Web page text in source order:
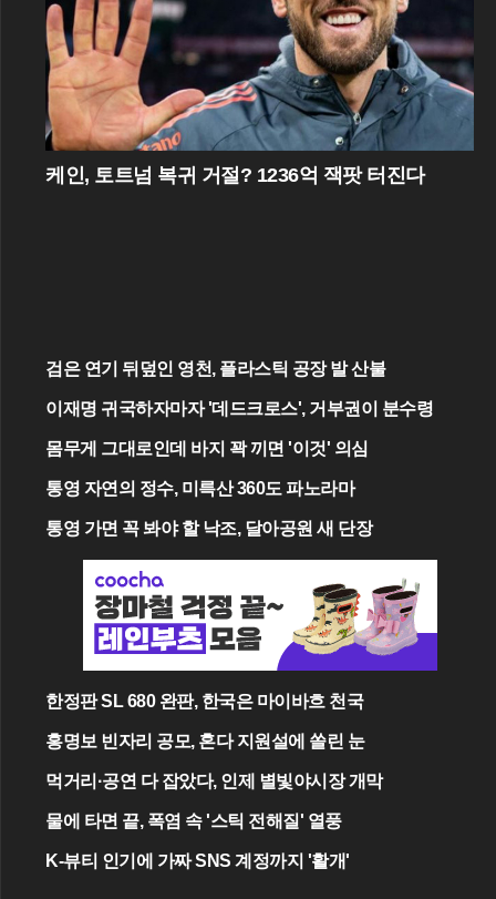
케인, 토트넘 복귀 거절? 1236억 잭팟 터진다
검은 연기 뒤덮인 영천, 플라스틱 공장 발 산불
이재명 귀국하자마자 '데드크로스', 거부권이 분수령
몸무게 그대로인데 바지 꽉 끼면 '이것' 의심
통영 자연의 정수, 미륵산 360도 파노라마
통영 가면 꼭 봐야 할 낙조, 달아공원 새 단장
한정판 SL 680 완판, 한국은 마이바흐 천국
홍명보 빈자리 공모, 혼다 지원설에 쏠린 눈
먹거리·공연 다 잡았다, 인제 별빛야시장 개막
물에 타면 끝, 폭염 속 '스틱 전해질' 열풍
K-뷰티 인기에 가짜 SNS 계정까지 '활개'